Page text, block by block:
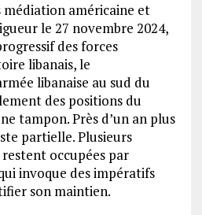
médiation américaine et
le 27 novembre 2024,
des forces
libanais, le
libanaise au sud du
des positions du
tampon. Près d’un an plus
partielle. Plusieurs
occupées par
invoque des impératifs
son maintien.